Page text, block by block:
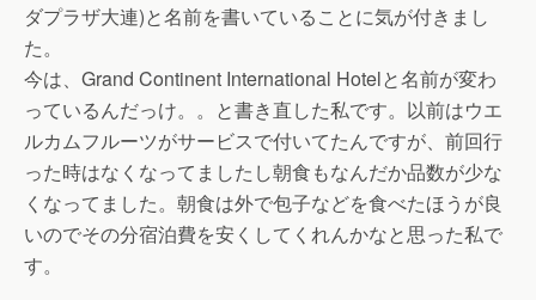
ダプラザ大連)と名前を書いていることに気が付きまし
た。
今は、Grand Continent International Hotelと名前が変わ
っているんだっけ。。と書き直した私です。以前はウエ
ルカムフルーツがサービスで付いてたんですが、前回行
った時はなくなってましたし朝食もなんだか品数が少な
くなってました。朝食は外で包子などを食べたほうが良
いのでその分宿泊費を安くしてくれんかなと思った私で
す。